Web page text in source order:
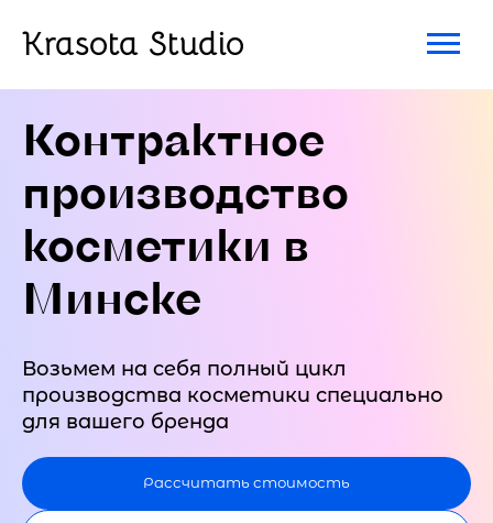
Krasota Studio
Контрактное
производство
косметики в
Минске
Возьмем на себя полный цикл
производства косметики специально
для вашего бренда
Рассчитать стоимость